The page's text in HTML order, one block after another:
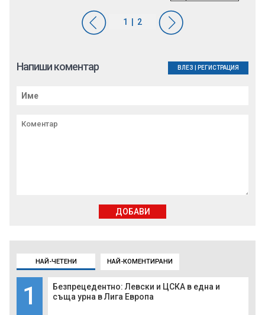
НАЙ-ЧЕТЕНИ НАЙ-КОМЕНТИРАНИ
1
Безпрецедентно: Левски и ЦСКА в една и
съща урна в Лига Европа
Напиши коментар ВЛЕЗ РЕГИСТРАЦИЯ
ДОБАВИ